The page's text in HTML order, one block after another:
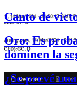
Canto de
Oro: Es
dominen la
¿Se prevé